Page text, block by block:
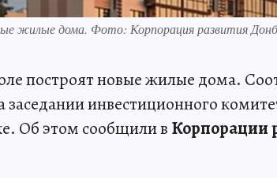
жилые дома. Фото: Корпорация развития
построят новые жилые дома.
инвестиционного
Об этом сообщили в Корпорации